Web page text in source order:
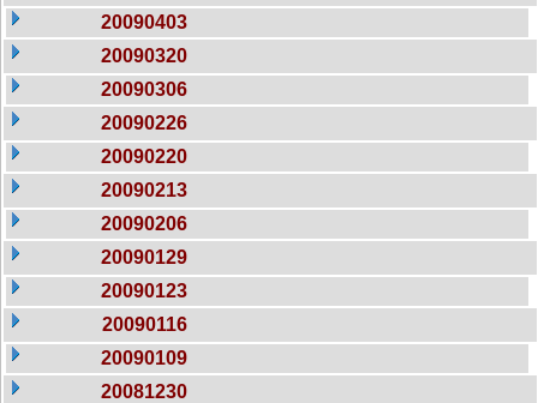
20090403
20090320
20090306
20090226
20090220
20090213
20090206
20090129
20090123
20090116
20090109
20081230